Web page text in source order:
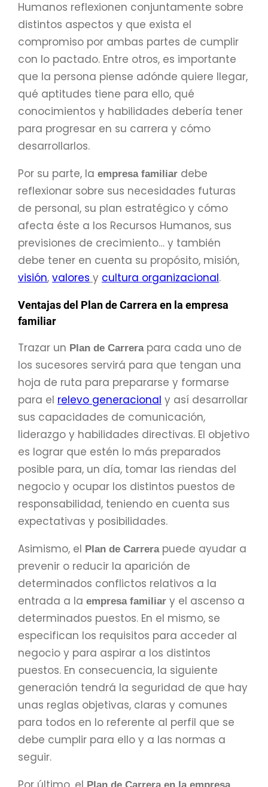
Humanos reflexionen conjuntamente sobre
distintos aspectos y que exista el
compromiso por ambas partes de cumplir
con lo pactado. Entre otros, es importante
que la persona piense adónde quiere llegar,
qué aptitudes tiene para ello, qué
conocimientos y habilidades debería tener
para progresar en su carrera y cómo
desarrollarlos.
Por su parte, la empresa familiar debe
reflexionar sobre sus necesidades futuras
de personal, su plan estratégico y cómo
afecta éste a los Recursos Humanos, sus
previsiones de crecimiento… y también
debe tener en cuenta su propósito, misión,
visión, valores y cultura organizacional.
Ventajas del Plan de Carrera en la empresa
familiar
Trazar un Plan de Carrera para cada uno de
los sucesores servirá para que tengan una
hoja de ruta para prepararse y formarse
para el relevo generacional y así desarrollar
sus capacidades de comunicación,
liderazgo y habilidades directivas. El objetivo
es lograr que estén lo más preparados
posible para, un día, tomar las riendas del
negocio y ocupar los distintos puestos de
responsabilidad, teniendo en cuenta sus
expectativas y posibilidades.
Asimismo, el Plan de Carrerapuede ayudar a
prevenir o reducir la aparición de
determinados conflictos relativos a la
entrada a la empresa familiar y el ascenso a
determinados puestos. En el mismo, se
especifican los requisitos para acceder al
negocio y para aspirar a los distintos
puestos. En consecuencia, la siguiente
generación tendrá la seguridad de que hay
unas reglas objetivas, claras y comunes
para todos en lo referente al perfil que se
debe cumplir para ello y a las normas a
seguir.
Plan de Carrera en la empresa